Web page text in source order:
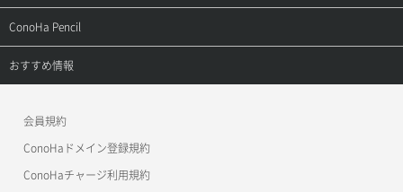
よくある質問
APIドキュメントVPS2.0
APIドキュメントVPS3.0
APIドキュメントVPS2.0
APIドキュメントVPS3.0
ご利用ガイド
サポートトップ
ご利用ガイド
ConoHa Pencil
サポートトップ
おすすめ情報
美雲このは徹底ガイド
会員規約
ConoHaドメイン登録規約
ConoHaチャージ利用規約